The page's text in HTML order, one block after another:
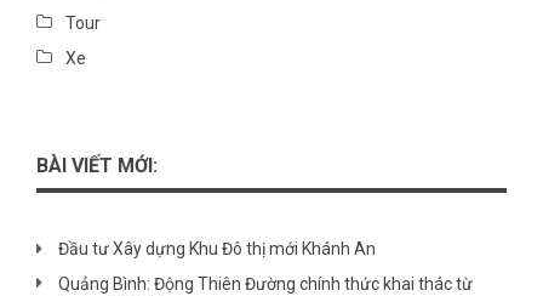
Tour
Xe
BÀI VIẾT MỚI:
Đầu tư Xây dựng Khu Đô thị mới Khánh An
Quảng Bình: Động Thiên Đường chính thức khai thác từ